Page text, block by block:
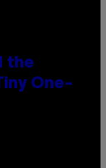
the
One-